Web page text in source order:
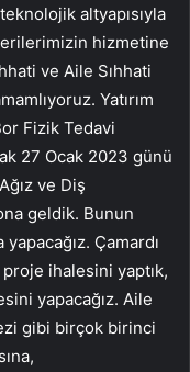
altyapısıyla
hizmetine
ve Aile Sıhhati
Yatırım
Fizik Tedavi
27 Ocak 2023 günü
ve Diş
geldik. Bunun
Çamardı
ihalesini yaptık,
yapacağız. Aile
gibi birçok birinci